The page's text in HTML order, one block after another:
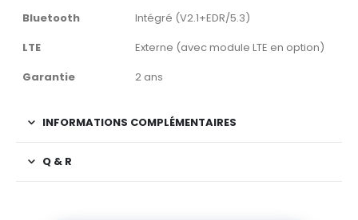
Bluetooth
Intégré (V2.1+EDR/5.3)
LTE
Externe (avec module LTE en option)
Garantie
2 ans
INFORMATIONS COMPLÉMENTAIRES
Q & R